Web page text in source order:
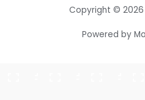
Copyright © 2026
Powered by